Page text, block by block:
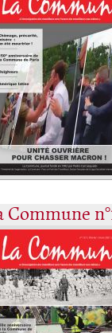
Commune